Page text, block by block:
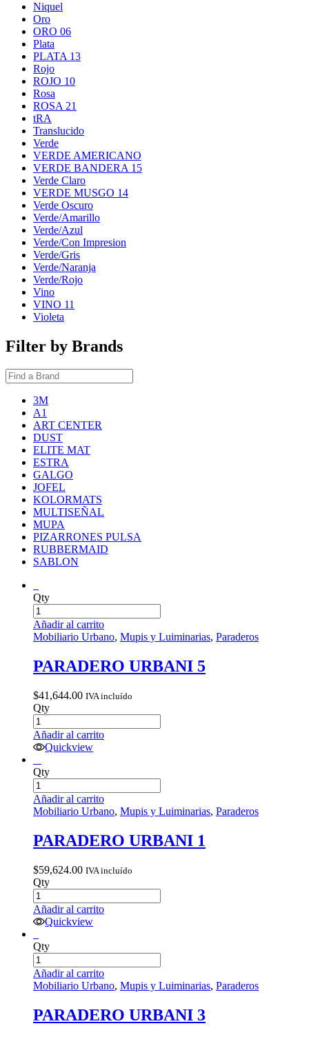
Niquel
Oro
ORO 06
Plata
PLATA 13
Rojo
ROJO 10
Rosa
ROSA 21
tRA
Translucido
Verde
VERDE AMERICANO
VERDE BANDERA 15
Verde Claro
VERDE MUSGO 14
Verde Oscuro
Verde/Amarillo
Verde/Azul
Verde/Con Impresion
Verde/Gris
Verde/Naranja
Verde/Rojo
Vino
VINO 11
Violeta
Filter by Brands
3M
A1
ART CENTER
DUST
ELITE MAT
ESTRA
GALGO
JOFEL
KOLORMATS
MULTISEÑAL
MUPA
PIZARRONES PULSA
RUBBERMAID
SABLON
Qty
Añadir al carrito
Mobiliario Urbano, Mupis y Luiminarias, Paraderos
PARADERO URBANI 5
$41,644.00 IVA incluído
Qty
Añadir al carrito
Quickview
Qty
Añadir al carrito
Mobiliario Urbano, Mupis y Luiminarias, Paraderos
PARADERO URBANI 1
$59,624.00 IVA incluído
Qty
Añadir al carrito
Quickview
Qty
Añadir al carrito
Mobiliario Urbano, Mupis y Luiminarias, Paraderos
PARADERO URBANI 3